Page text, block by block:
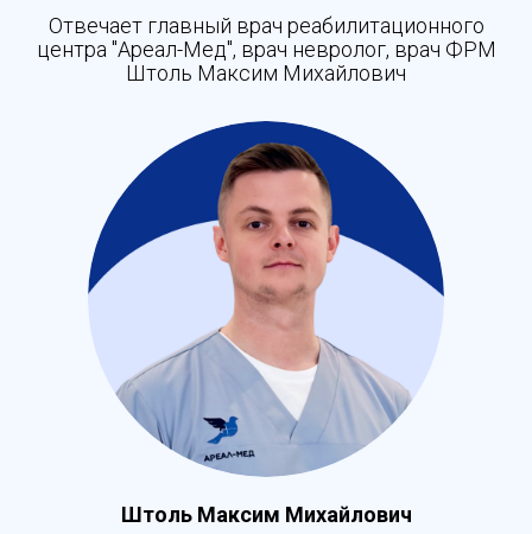
Отвечает главный врач реабилитационного
центра "Ареал-Мед", врач невролог, врач ФРМ
Штоль Максим Михайлович
Штоль Максим Михайлович